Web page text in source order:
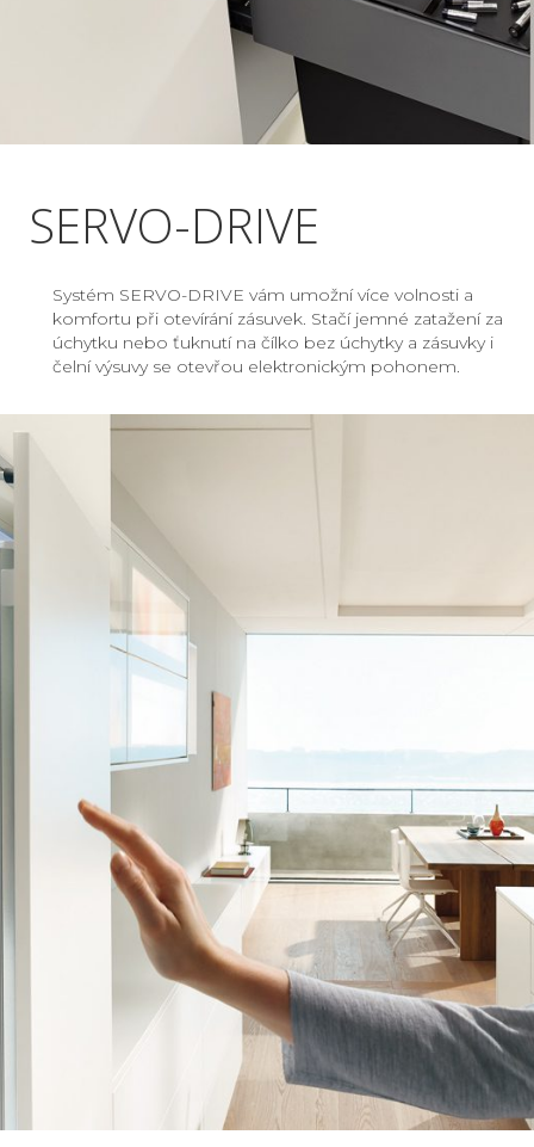
SERVO-DRIVE
Systém SERVO-DRIVE vám umožní více volnosti a
komfortu při otevírání zásuvek. Stačí jemné zatažení za
úchytku nebo ťuknutí na čílko bez úchytky a zásuvky i
čelní výsuvy se otevřou elektronickým pohonem.